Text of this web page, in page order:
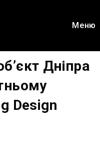
Меню
Дніпра
Design